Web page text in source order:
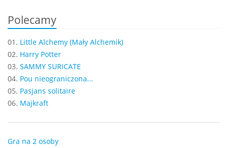
Polecamy
01. Little Alchemy (Mały Alchemik)
02. Harry Potter
03. SAMMY SURICATE
04. Pou nieograniczona...
05. Pasjans solitaire
06. Majkraft
Gra na 2 osoby